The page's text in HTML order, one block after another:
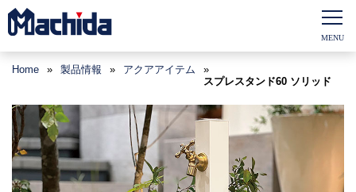
Home » 製品情報 » アクアアイテム
»
スプレスタンド60 ソリッド